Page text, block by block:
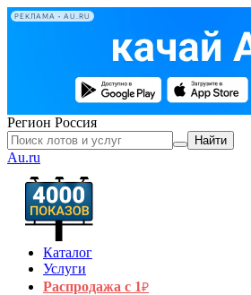
РЕКЛАМА • AU.RU
Регион Россия
Найти
Au.ru
Каталог
Услуги
Распродажа с 1₽